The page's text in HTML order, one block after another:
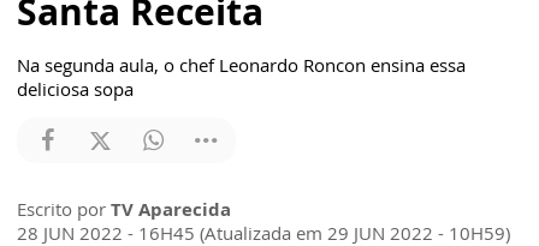
Santa Receita
Na segunda aula, o chef Leonardo Roncon ensina essa
deliciosa sopa
Escrito por TV Aparecida
28 JUN 2022 - 16H45 (Atualizada em 29 JUN 2022 - 10H59)